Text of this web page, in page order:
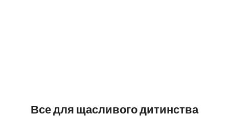
Все для щасливого дитинства